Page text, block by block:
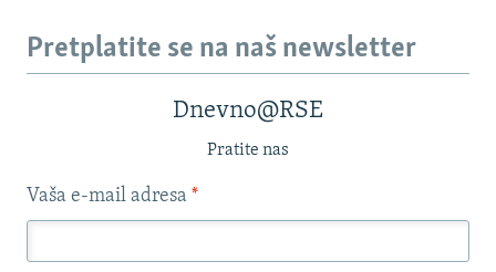
Pretplatite se na naš newsletter
Dnevno@RSE
Pratite nas
Vaša e-mail adresa *